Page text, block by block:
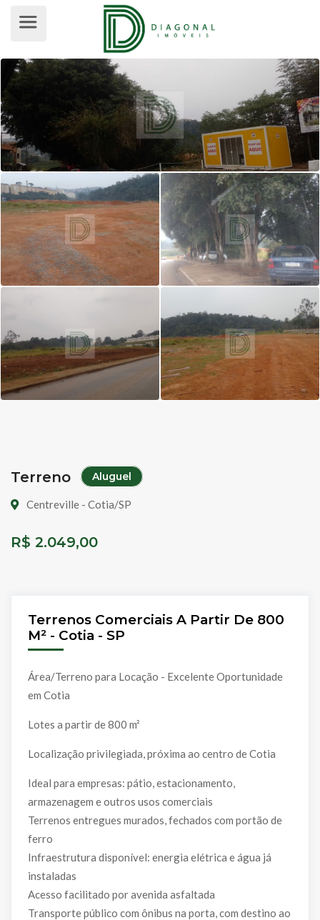
TERRENO PARA ALUGUEL,
Terreno Aluguel
Centreville - Cotia/SP
R$ 2.049,00
Terrenos Comerciais A Partir De 800
M² - Cotia - SP
Área/Terreno para Locação - Excelente Oportunidade
em Cotia
Lotes a partir de 800 m²
Localização privilegiada, próxima ao centro de Cotia
Ideal para empresas: pátio, estacionamento,
armazenagem e outros usos comerciais
Terrenos entregues murados, fechados com portão de
ferro
Infraestrutura disponível: energia elétrica e água já
instaladas
Acesso facilitado por avenida asfaltada
Transporte público com ônibus na porta, com destino ao